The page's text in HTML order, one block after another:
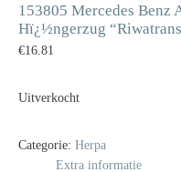
153805 Mercedes Benz
Hï¿½ngerzug
€16.81
Uitverkocht
Categorie: Herpa
Extra informatie